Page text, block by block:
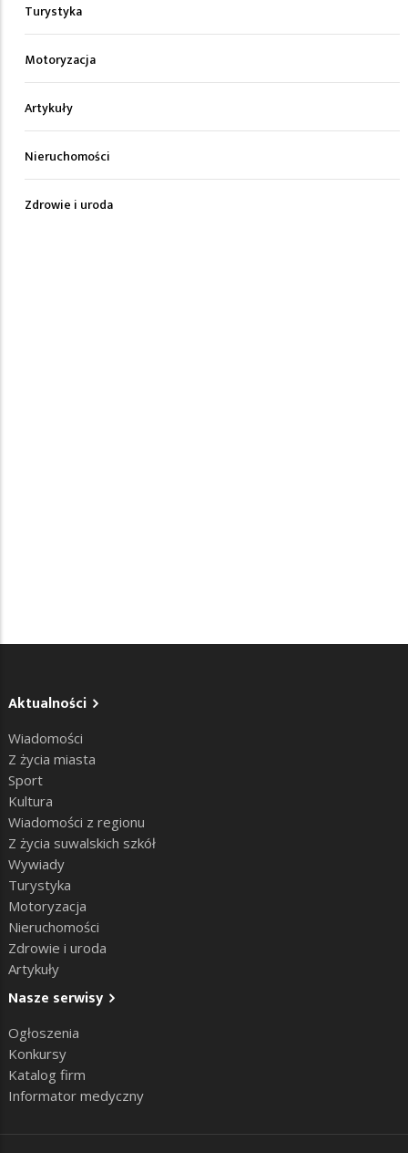
Turystyka
Motoryzacja
Artykuły
Nieruchomości
Zdrowie i uroda
Aktualności
Wiadomości
Z życia miasta
Sport
Kultura
Wiadomości z regionu
Z życia suwalskich szkół
Wywiady
Turystyka
Motoryzacja
Nieruchomości
Zdrowie i uroda
Artykuły
Nasze serwisy
Ogłoszenia
Konkursy
Katalog firm
Informator medyczny